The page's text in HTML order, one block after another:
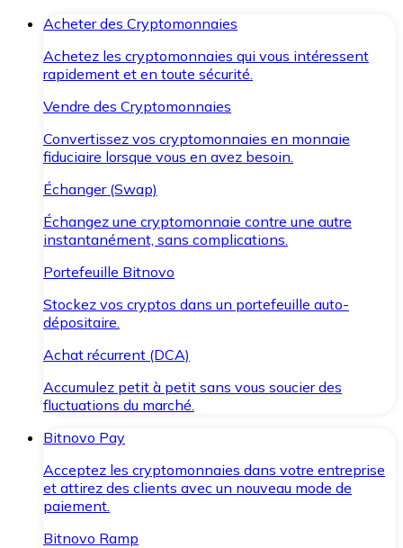
Acheter des Cryptomonnaies
Achetez les cryptomonnaies qui vous intéressent
rapidement et en toute sécurité.
Vendre des Cryptomonnaies
Convertissez vos cryptomonnaies en monnaie
fiduciaire lorsque vous en avez besoin.
Échanger (Swap)
Échangez une cryptomonnaie contre une autre
instantanément, sans complications.
Portefeuille Bitnovo
Stockez vos cryptos dans un portefeuille auto-
dépositaire.
Achat récurrent (DCA)
Accumulez petit à petit sans vous soucier des
fluctuations du marché.
Bitnovo Pay
Acceptez les cryptomonnaies dans votre entreprise
et attirez des clients avec un nouveau mode de
paiement.
Bitnovo Ramp